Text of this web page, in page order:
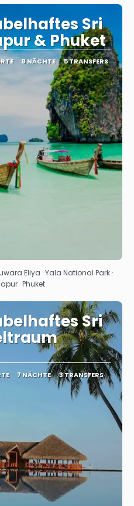
Sri
& Phuket
8 NÄCHTE 5 TRANSFERS
Eliya · Yala National Park ·
· Phuket
Sri
7 NÄCHTE 3 TRANSFERS